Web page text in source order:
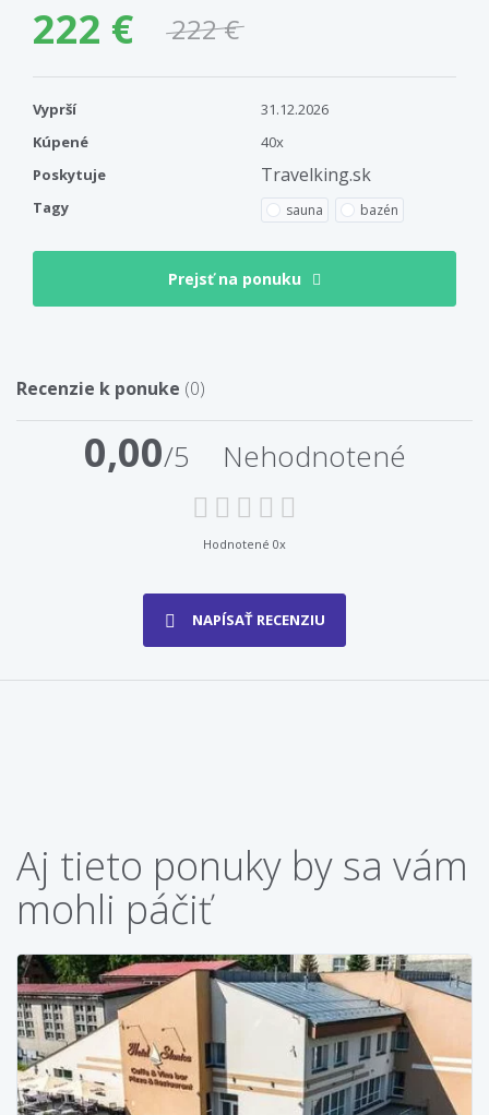
222 € 222 €
Vyprší
31.12.2026
Kúpené
40x
Poskytuje
Travelking.sk
Tagy sauna bazén
Prejsť na ponuku
Recenzie k ponuke (0)
0,00/5 Nehodnotené
Hodnotené 0x
NAPÍSAŤ RECENZIU
Aj tieto ponuky by sa vám
mohli páčiť